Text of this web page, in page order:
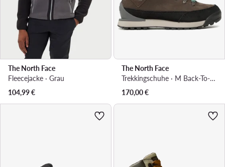
The North Face
Fleecejacke · Grau
104,99€
The North Face
Trekkingschuhe · M Back-To-Berkeley Iv Leather WpNF0A817QZN31 · Braun
170,00€